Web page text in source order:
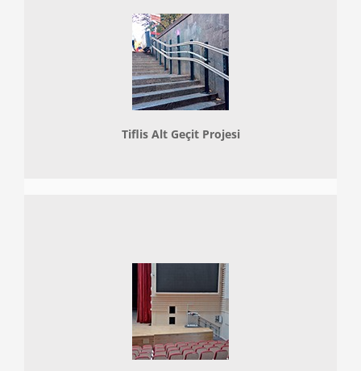
Tiflis Alt Geçit Projesi